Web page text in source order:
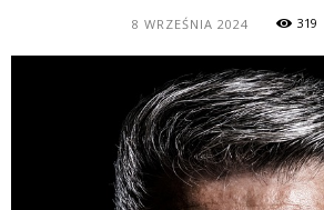
8 WRZEŚNIA 2024 319